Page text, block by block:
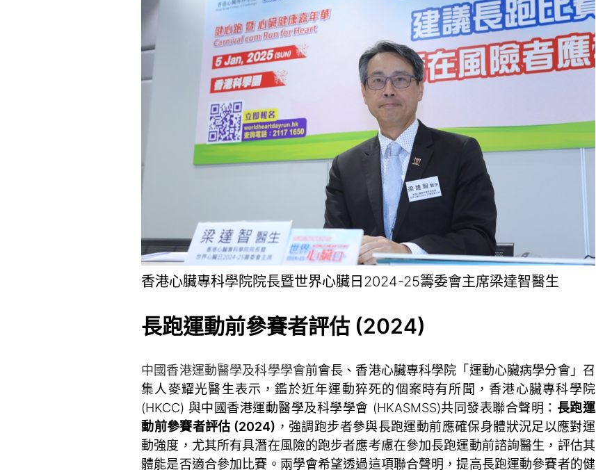
香港心臟專科學院院長暨世界心臟日2024-25籌委會主席梁達智醫生
長跑運動前參賽者評估 (2024)
中國香港運動醫學及科學學會前會長、香港心臟專科學院「運動心臟病學分會」召
集人麥耀光醫生表示，鑑於近年運動猝死的個案時有所聞，香港心臟專科學院
(HKCC) 與中國香港運動醫學及科學學會 (HKASMSS)共同發表聯合聲明： 長跑運
動前參賽者評估 (2024) ，強調跑步者參與長跑運動前應確保身體狀況足以應對運
動強度，尤其所有具潛在風險的跑步者應考慮在參加長跑運動前諮詢醫生，評估其
體能是否適合參加比賽。兩學會希望透過這項聯合聲明，提高長跑運動參賽者的健